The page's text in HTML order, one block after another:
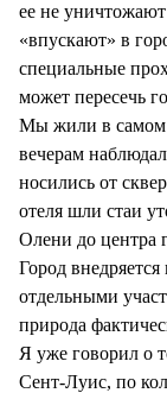
ее не
«впускают» в
специальные
может пересечь
Мы жили в самом
вечерам
носились от
отеля шли стаи
Олени до центра
Город
отдельными
природа
Я уже говорил о
Сент-Луис, по